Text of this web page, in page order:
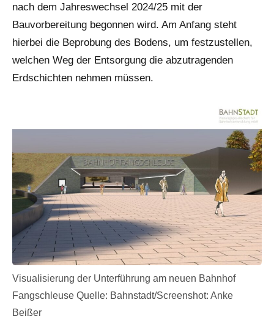
nach dem Jahreswechsel 2024/25 mit der
Bauvorbereitung begonnen wird. Am Anfang steht
hierbei die Beprobung des Bodens, um festzustellen,
welchen Weg der Entsorgung die abzutragenden
Erdschichten nehmen müssen.
Visualisierung der Unterführung am neuen Bahnhof
Fangschleuse Quelle: Bahnstadt/Screenshot: Anke
Beißer